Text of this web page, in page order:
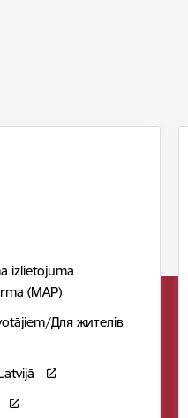
izlietojuma
(MAP)
Для жителів